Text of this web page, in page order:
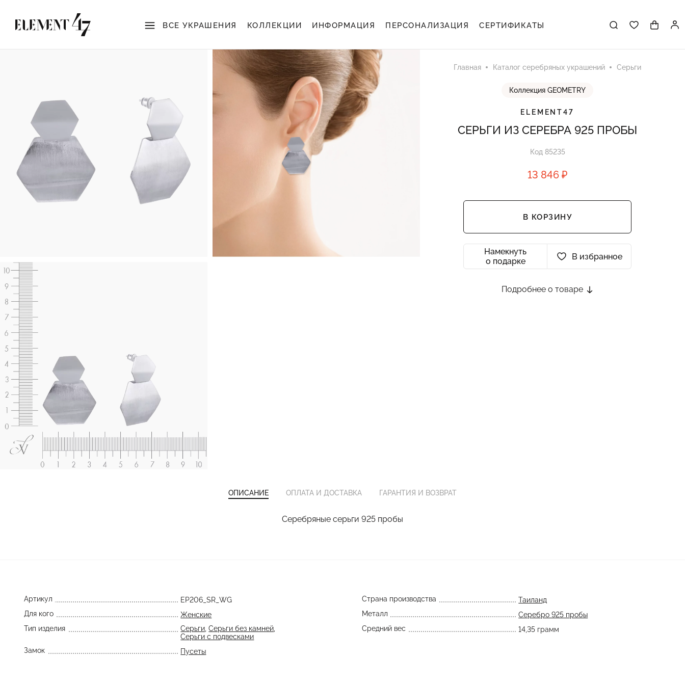
ВСЕ УКРАШЕНИЯ КОЛЛЕКЦИИ ИНФОРМАЦИЯ ПЕРСОНАЛИЗАЦИЯ СЕРТИФИКАТЫ
Главная Каталог серебряных украшений Серьги
Коллекция GEOMETRY
ELEMENT47
СЕРЬГИ ИЗ СЕРЕБРА 925 ПРОБЫ
Код 85235
13 846 ₽
В КОРЗИНУ
Намекнуть
о подарке
В избранное
Подробнее о товаре
ОПИСАНИЕ ОПЛАТА И ДОСТАВКА ГАРАНТИЯ И ВОЗВРАТ
Серебряные серьги 925 пробы
Артикул
EP206_SR_WG
Для кого
Женские
Тип изделия
Серьги ,Серьги без камней
Серьги с подвесками
Замок
Пусеты
Страна производства
Таиланд
Металл
Серебро 925 пробы
Средний вес
14,35 грамм